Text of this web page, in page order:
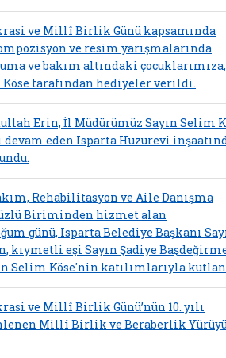
ve Millî Birlik Günü kapsamında
ve resim yarışmalarında
ve bakım altındaki
tarafından hediyeler verildi.
Erin, İl Müdürümüz Sayın Selim
eden Isparta Huzurevi
Rehabilitasyon ve Aile Danışma
Biriminden hizmet alan
günü, Isparta Belediye Başkanı
kıymetli eşi Sayın Şadiye
Selim Köse'nin katılımlarıyla
ve Millî Birlik Günü’nün 10. yılı
Millî Birlik ve Beraberlik